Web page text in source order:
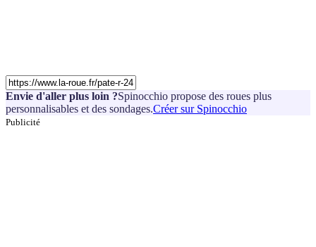
Envie d'aller plus loin ?Spinocchio propose des roues plus
personnalisables et des sondages.Créer sur Spinocchio
Publicité